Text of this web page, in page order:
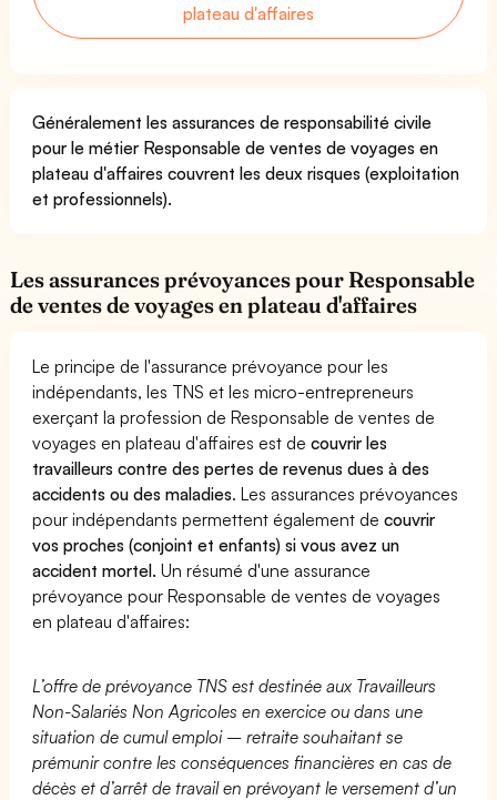
plateau d'affaires
Généralement les assurances de responsabilité civile
pour le métier Responsable de ventes de voyages en
plateau d'affaires couvrent les deux risques (exploitation
et professionnels).
Les assurances prévoyances pour Responsable
de ventes de voyages en plateau d'affaires
Le principe de l'assurance prévoyance pour les
indépendants, les TNS et les micro-entrepreneurs
exerçant la profession de Responsable de ventes de
voyages en plateau d'affaires est decouvrir les
travailleurs contre des pertes de revenus dues à des
accidents ou des maladies. Les assurances prévoyances
pour indépendants permettent également decouvrir
vos proches (conjoint et enfants) si vous avez un
accident mortel. Un résumé d'une assurance
prévoyance pour Responsable de ventes de voyages
en plateau d'affaires:
L’offre de prévoyance TNS est destinée aux Travailleurs
Non-Salariés Non Agricoles en exercice ou dans une
situation de cumul emploi – retraite souhaitant se
prémunir contre les conséquences financières en cas de
décès et d’arrêt de travail en prévoyant le versement d’un